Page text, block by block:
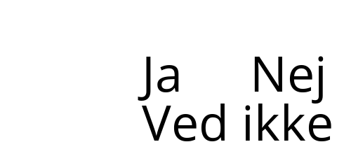
Ja Nej
Ved ikke